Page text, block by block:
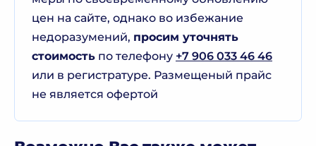
цен на сайте, однако во избежание
недоразумений, просим уточнять
стоимость по телефону +7 906 033 46 46
или в регистратуре. Размещеный прайс
не является офертой